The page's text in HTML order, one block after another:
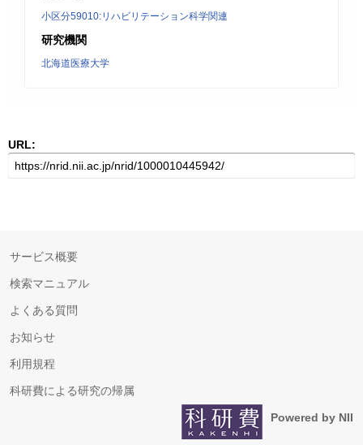
小区分59010:リハビリテーション科学関連
研究機関
北海道医療大学
URL:
サービス概要
検索マニュアル
よくある質問
お知らせ
利用規程
科研費による研究の帰属
Powered by NII